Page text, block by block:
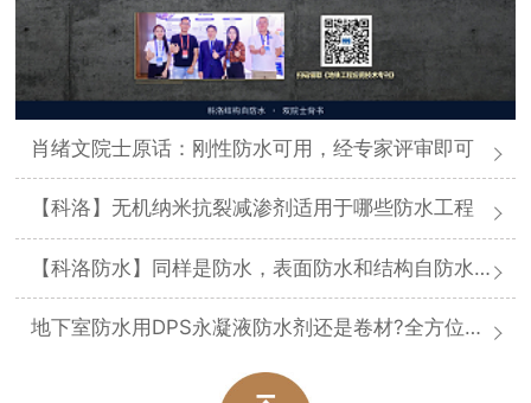
肖绪文院士原话：刚性防水可用，经专家评审即可
【科洛】无机纳米抗裂减渗剂适用于哪些防水工程
【科洛防水】同样是防水，表面防水和结构自防水差在哪
地下室防水用DPS永凝液防水剂还是卷材?全方位对比分析